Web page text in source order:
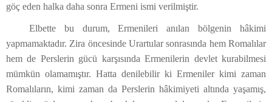
göç eden halka daha sonra Ermeni ismi verilmiştir.
Elbette bu durum, Ermenileri anılan bölgenin hâkimi
yapmamaktadır. Zira öncesinde Urartular sonrasında hem Romalılar
hem de Perslerin gücü karşısında Ermenilerin devlet kurabilmesi
mümkün olamamıştır. Hatta denilebilir ki Ermeniler kimi zaman
Romalıların, kimi zaman da Perslerin hâkimiyeti altında yaşamış,